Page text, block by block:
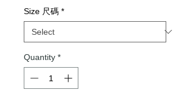
Size 尺碼 *
Quantity *